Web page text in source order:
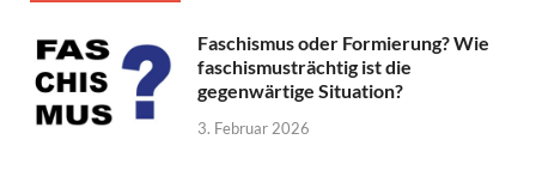
Faschismus oder Formierung? Wie
faschismusträchtig ist die
gegenwärtige Situation?
3. Februar 2026